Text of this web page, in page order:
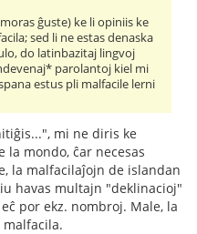
ĝuste) ke li opiniis ke
sed li ne estas denaska
do latinbazitaj lingvoj
parolantoj kiel mi
estus pli malfacile lerni
mi ne diris ke
la mondo, ĉar necesas
la malfacilaĵojn de islandan
havas multajn "deklinacioj"
por ekz. nombroj. Male, la